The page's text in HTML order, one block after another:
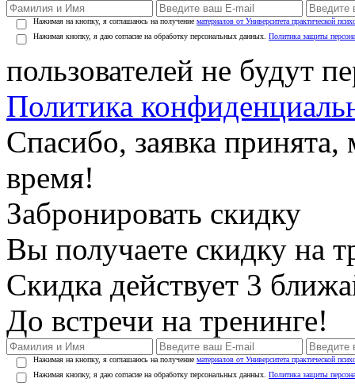
Нажимая на кнопку, я соглашаюсь на получение материалов от Университета практической
Нажимая кнопку, я даю согласие на обработку персональных данных. Политика защиты
пользователей не будут
Политика
Спасибо, заявка
время!
Забронировать скидку
Вы получаете скидку на
Скидка действует 3
До встречи на тренинге!
Нажимая на кнопку, я соглашаюсь на получение материалов от Университета практической
Нажимая кнопку, я даю согласие на обработку персональных данных. Политика защиты